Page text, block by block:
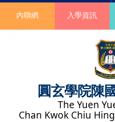
圓玄學院陳
The Yuen
Chan Kwok Chiu
內聯網 入學資訊